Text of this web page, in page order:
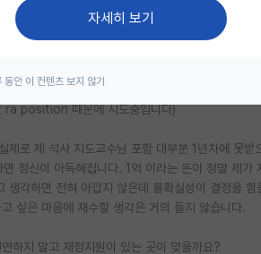
이 되어서 올려봅니다.
교에서 funding offer( 4year 보장, TA근무로
아요)를 받았습니다. t30 에서는 합격을 좀 늦게
ra position 때문에 시도중입니다)
제로 제 석사 지도교수님 포함 대부분 1년차에 못
정신이 아득해집니다. 1억 이라는 돈이 정말 제가
각하면 전혀 아깝지 않은데 불확실성이 결정을
싶은 마음에 재수할 생각은 거의 들지 않습니다.
하지 말고 재정지원이 있는 곳이 맞을까요?
자세히 보기
동안 이 컨텐츠 보지 않기